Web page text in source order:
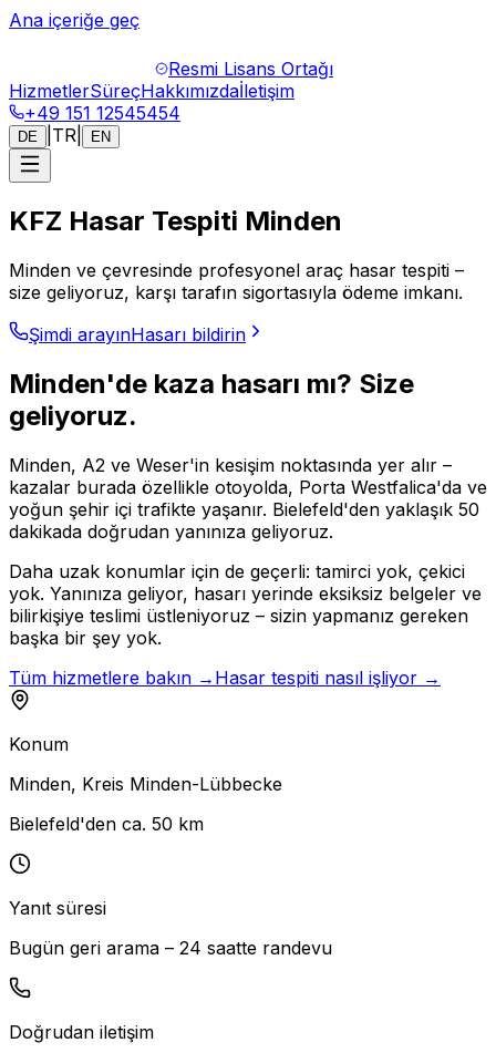
Ana içeriğe geç
Resmi Lisans Ortağı
HizmetlerSüreçHakkımızdaİletişim
+49 151 12545454
DE TR EN
KFZ Hasar Tespiti Minden
Minden ve çevresinde profesyonel araç hasar tespiti –
size geliyoruz, karşı tarafın sigortasıyla ödeme imkanı.
Şimdi arayınHasarı bildirin
Minden'de kaza hasarı mı? Size
geliyoruz.
Minden, A2 ve Weser'in kesişim noktasında yer alır –
kazalar burada özellikle otoyolda, Porta Westfalica'da ve
yoğun şehir içi trafikte yaşanır. Bielefeld'den yaklaşık 50
dakikada doğrudan yanınıza geliyoruz.
Daha uzak konumlar için de geçerli: tamirci yok, çekici
yok. Yanınıza geliyor, hasarı yerinde eksiksiz belgeler ve
bilirkişiye teslimi üstleniyoruz – sizin yapmanız gereken
başka bir şey yok.
Tüm hizmetlere bakın → Hasar tespiti nasıl işliyor →
Konum
Minden, Kreis Minden-Lübbecke
Bielefeld'den ca. 50 km
Yanıt süresi
Bugün geri arama – 24 saatte randevu
Doğrudan iletişim